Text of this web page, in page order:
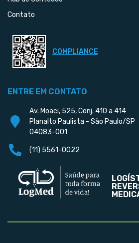
Contato
COMPLIANCE
ENTRE EM CONTATO
Av. Moaci, 525, Conj. 410 a 414
Planalto Paulista - São Paulo/SP
04083-001
(11) 5561-0022